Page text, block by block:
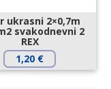
ukrasni 2×0,7m
svakodnevni 2
REX
1,20 €